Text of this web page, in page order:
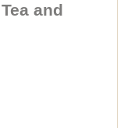
and